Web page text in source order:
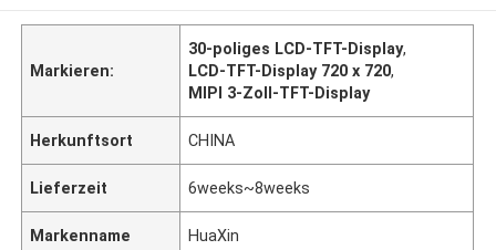
Markieren:
30-poliges LCD-TFT-Display,
LCD-TFT-Display 720 x 720,
MIPI 3-Zoll-TFT-Display
Herkunftsort CHINA
Lieferzeit 6weeks~8weeks
Markenname HuaXin